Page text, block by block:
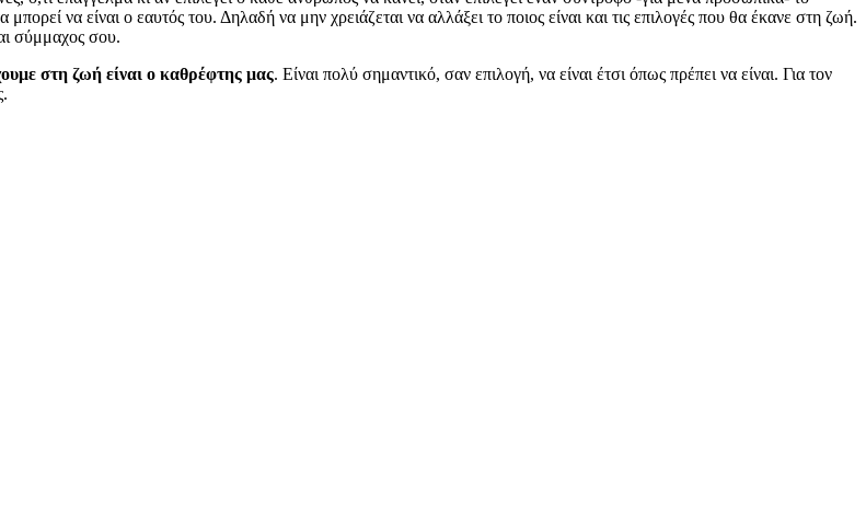
να είναι ο εαυτός του. Δηλαδή να μην χρειάζεται να αλλάξει το ποιος είναι και τις επιλογές που θα έκανε στη ζωή.
σύμμαχος σου.
στη ζωή είναι ο καθρέφτης μας. Είναι πολύ σημαντικό, σαν επιλογή, να είναι έτσι όπως πρέπει να είναι. Για τον